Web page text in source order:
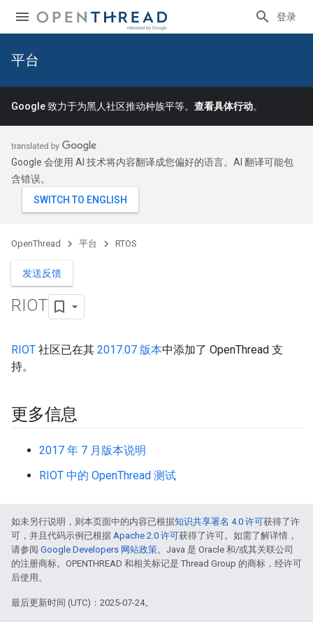
登录
平台
Google 致力于为黑人社区推动种族平等。 查看具体行动。
Google 会使用 AI 技术将内容翻译成您偏好的语言。AI 翻译可能包
含错误。
OpenThread 平台 RTOS
发送反馈
RIOT
RIOT 社区已在其 2017.07 版本中添加了 OpenThread 支
持。
更多信息
2017 年 7 月版本说明
RIOT 中的 OpenThread 测试
如未另行说明，则本页面中的内容已根据知识共享署名 4.0 许可获得了许
可，并且代码示例已根据 Apache 2.0 许可获得了许可。如需了解详情，
请参阅 Google Developers 网站政策。Java 是 Oracle 和/或其关联公司
的注册商标。OPENTHREAD 和相关标记是 Thread Group 的商标，经许可
后使用。
最后更新时间 (UTC)：2025-07-24。